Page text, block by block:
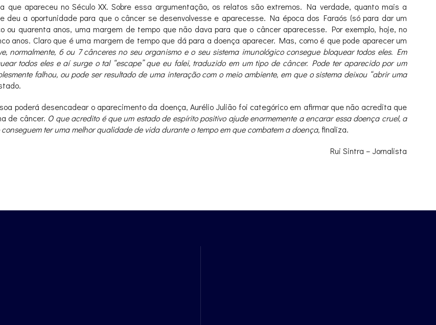
apareceu no Século XX. Sobre essa argumentação, os relatos são extremos. Na verdade, quanto mais a
a oportunidade para que o câncer se desenvolvesse e aparecesse. Na época dos Faraós (só para dar um
quarenta anos, uma margem de tempo que não dava para que o câncer aparecesse. Por exemplo, hoje, no
anos. Claro que é uma margem de tempo que dá para a doença aparecer. Mas, como é que pode aparecer um
normalmente, 6 ou 7 cânceres no seu organismo e o seu sistema imunológico consegue bloquear todos eles. Em
todos eles e aí surge o tal “escape” que eu falei, traduzido em um tipo de câncer. Pode ter aparecido por um
falhou, ou pode ser resultado de uma interação com o meio ambiente, em que o sistema deixou “abrir uma
poderá desencadear o aparecimento da doença, Aurélio Julião foi categórico em afirmar que não acredita que
de câncer. O que acredito é que um estado de espírito positivo ajude enormemente a encarar essa doença cruel, a
ter uma melhor qualidade de vida durante o tempo em que combatem a doença, finaliza.
Rui Sintra – Jornalista